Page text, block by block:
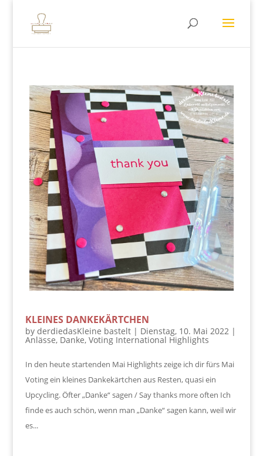
KLEINES DANKEKÄRTCHEN
by derdiedasKleine bastelt| Dienstag, 10. Mai 2022|
Anlässe, Danke, Voting International Highlights
In den heute startenden Mai Highlights zeige ich dir fürs Mai
Voting ein kleines Dankekärtchen aus Resten, quasi ein
Upcycling. Öfter „Danke“ sagen / Say thanks more often Ich
finde es auch schön, wenn man „Danke“ sagen kann, weil wir
es...